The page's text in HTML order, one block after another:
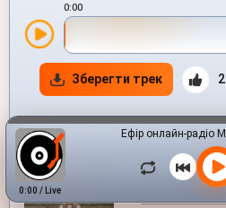
0:00
Зберегти трек 2
AI
любовь
0:00 / Live
Ефір онлайн-радіо